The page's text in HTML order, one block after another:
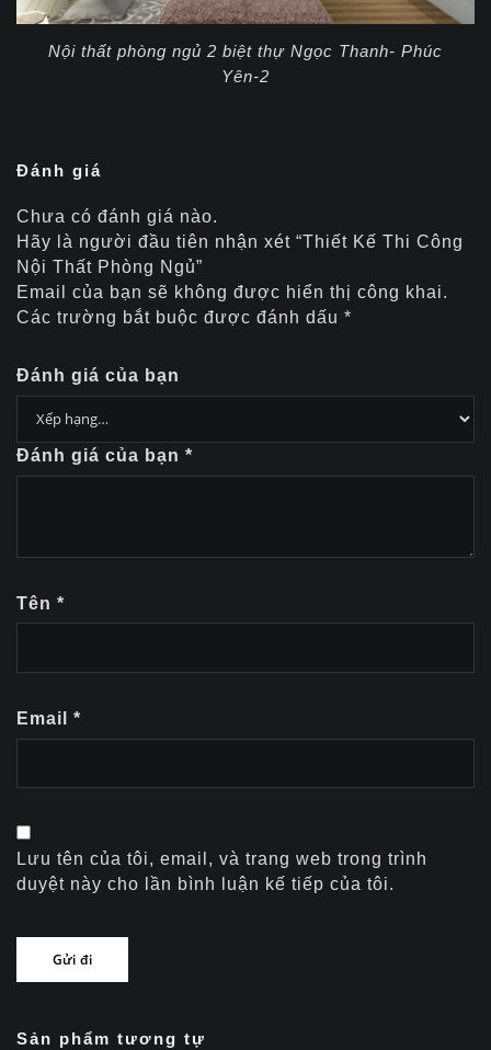
Nội thất phòng ngủ 2 biệt thự Ngọc Thanh- Phúc
Yên-2
Đánh giá
Chưa có đánh giá nào.
Hãy là người đầu tiên nhận xét “Thiết Kế Thi Công
Nội Thất Phòng Ngủ”
Email của bạn sẽ không được hiển thị công khai.
Các trường bắt buộc được đánh dấu *
Đánh giá của bạn
Đánh giá của bạn *
Tên *
Email *
Lưu tên của tôi, email, và trang web trong trình
duyệt này cho lần bình luận kế tiếp của tôi.
Sản phẩm tương tự